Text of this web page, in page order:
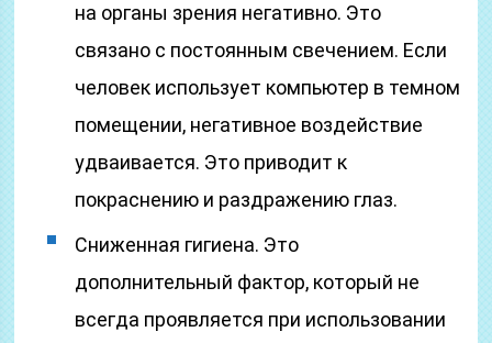
на органы зрения негативно. Это
связано с постоянным свечением. Если
человек использует компьютер в темном
помещении, негативное воздействие
удваивается. Это приводит к
покраснению и раздражению глаз.
Сниженная гигиена. Это
дополнительный фактор, который не
всегда проявляется при использовании